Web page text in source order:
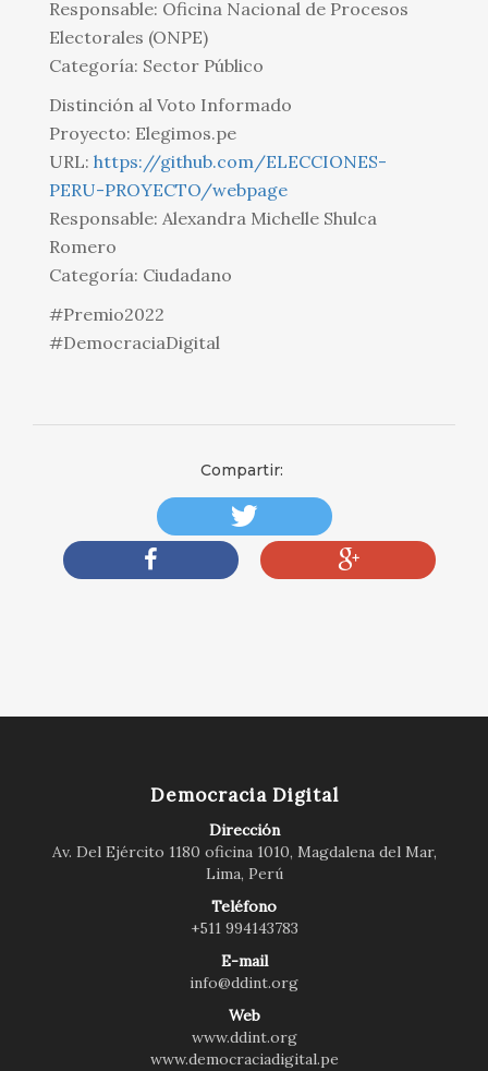
Responsable: Oficina Nacional de Procesos
Electorales (ONPE)
Categoría: Sector Público
Distinción al Voto Informado
Proyecto: Elegimos.pe
URL: https://github.com/ELECCIONES-
PERU-PROYECTO/webpage
Responsable: Alexandra Michelle Shulca
Romero
Categoría: Ciudadano
#Premio2022
#DemocraciaDigital
Compartir:
Democracia Digital
Dirección
Av. Del Ejército 1180 oficina 1010, Magdalena del Mar,
Lima, Perú
Teléfono
+511 994143783
E-mail
info@ddint.org
Web
www.ddint.org
www.democraciadigital.pe